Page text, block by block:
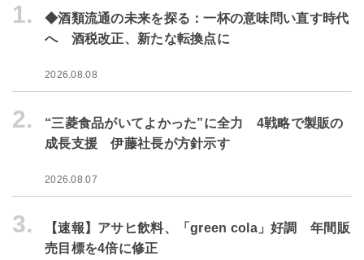
1.
◆酒類流通の未来を探る：一杯の意味問い直す時代
へ 酒税改正、新たな転換点に
2026.08.08
2.
“三菱食品がいてよかった”に全力 4戦略で製販の
成長支援 伊藤社長が方針示す
2026.08.07
3.
【速報】アサヒ飲料、「green cola」好調 年間販
売目標を4倍に修正